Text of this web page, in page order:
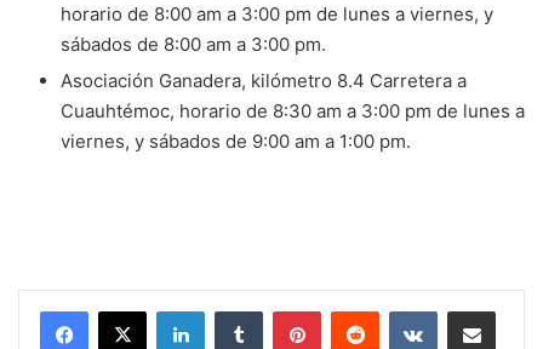
horario de 8:00 am a 3:00 pm de lunes a viernes, y
sábados de 8:00 am a 3:00 pm.
Asociación Ganadera, kilómetro 8.4 Carretera a
Cuauhtémoc, horario de 8:30 am a 3:00 pm de lunes a
viernes, y sábados de 9:00 am a 1:00 pm.
LinkedInTumblr PinterestReddit VKontakteShare via Email